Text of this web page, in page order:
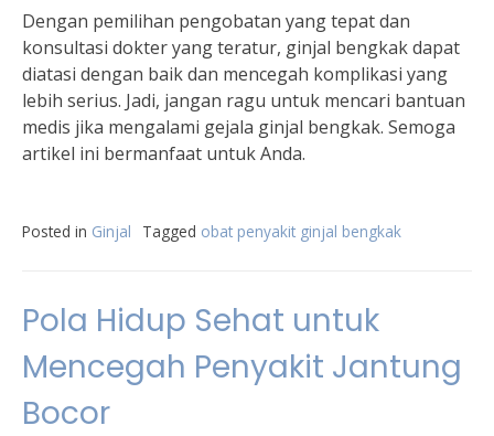
Dengan pemilihan pengobatan yang tepat dan
konsultasi dokter yang teratur, ginjal bengkak dapat
diatasi dengan baik dan mencegah komplikasi yang
lebih serius. Jadi, jangan ragu untuk mencari bantuan
medis jika mengalami gejala ginjal bengkak. Semoga
artikel ini bermanfaat untuk Anda.
Posted in Ginjal Tagged obat penyakit ginjal bengkak
Pola Hidup Sehat untuk
Mencegah Penyakit Jantung
Bocor